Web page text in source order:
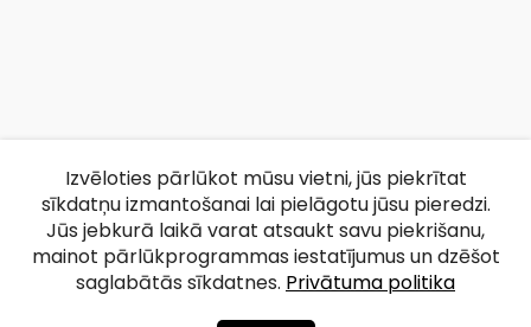
Izvēloties pārlūkot mūsu vietni, jūs piekrītat
sīkdatņu izmantošanai lai pielāgotu jūsu pieredzi.
Jūs jebkurā laikā varat atsaukt savu piekrišanu,
mainot pārlūkprogrammas iestatījumus un dzēšot
saglabātās sīkdatnes. Privātuma politika